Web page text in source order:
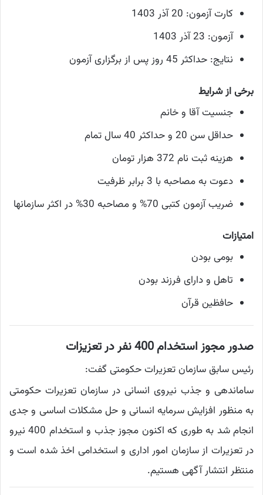
کارت آزمون: 20 آذر 1403
آزمون: 23 آذر 1403
نتایج: حداکثر 45 روز پس از برگزاری آزمون
برخی از شرایط
جنسیت آقا و خانم
حداقل سن 20 و حداکثر 40 سال تمام
هزینه ثبت نام 372 هزار تومان
دعوت به مصاحبه با 3 برابر ظرفیت
ضریب آزمون کتبی 70% و مصاحبه 30% در اکثر سازمانها
امتیازات
بومی بودن
تاهل و دارای فرزند بودن
حافظین قرآن
صدور مجوز استخدام 400 نفر در تعزیزات
رئیس سابق سازمان تعزیرات حکومتی گفت:
ساماندهی و جذب نیروی انسانی در سازمان تعزیرات حکومتی
به منظور افزایش سرمایه انسانی و حل مشکلات اساسی و جدی
انجام شد به طوری که اکنون مجوز جذب و استخدام 400 نیرو
در تعزیرات از سازمان امور اداری و استخدامی اخذ شده است و
منتظر انتشار آگهی هستیم.